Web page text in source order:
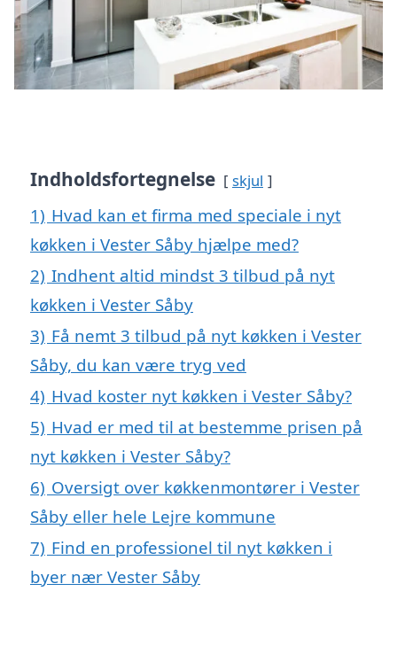
Indholdsfortegnelse skjul
1) Hvad kan et firma med speciale i nyt
køkken i Vester Såby hjælpe med?
2) Indhent altid mindst 3 tilbud på nyt
køkken i Vester Såby
3) Få nemt 3 tilbud på nyt køkken i Vester
Såby, du kan være tryg ved
4) Hvad koster nyt køkken i Vester Såby?
5) Hvad er med til at bestemme prisen på
nyt køkken i Vester Såby?
6) Oversigt over køkkenmontører i Vester
Såby eller hele Lejre kommune
7) Find en professionel til nyt køkken i
byer nær Vester Såby